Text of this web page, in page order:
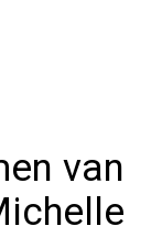
van